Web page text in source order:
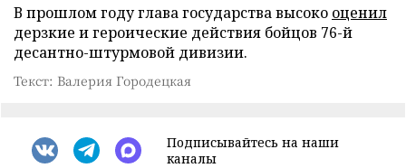
В прошлом году глава государства высоко оценил
дерзкие и героические действия бойцов 76-й
десантно-штурмовой дивизии.
Текст: Валерия Городецкая
Подписывайтесь на наши
каналы